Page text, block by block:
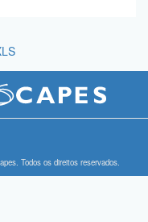
Todos os direitos reservados.